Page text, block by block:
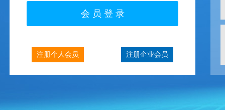
注册个人会员 注册企业会员